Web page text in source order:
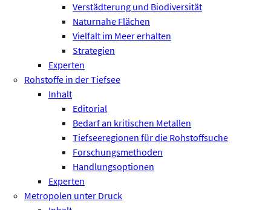
Verstädterung und Biodiversität
Naturnahe Flächen
Vielfalt im Meer erhalten
Strategien
Experten
Rohstoffe in der Tiefsee
Inhalt
Editorial
Bedarf an kritischen Metallen
Tiefseeregionen für die Rohstoffsuche
Forschungsmethoden
Handlungsoptionen
Experten
Metropolen unter Druck